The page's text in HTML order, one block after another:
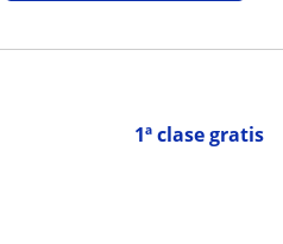
1ª clase gratis